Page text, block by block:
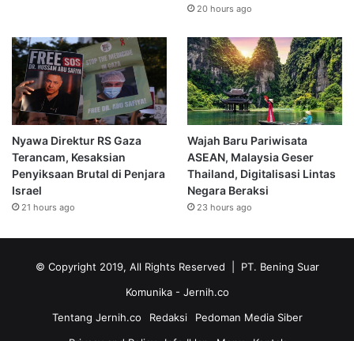
20 hours ago
Nyawa Direktur RS Gaza
Terancam, Kesaksian
Penyiksaan Brutal di Penjara
Israel
21 hours ago
Wajah Baru Pariwisata
ASEAN, Malaysia Geser
Thailand, Digitalisasi Lintas
Negara Beraksi
23 hours ago
© Copyright 2019, All Rights Reserved | PT. Bening Suar
Komunika - Jernih.co
Tentang Jernih.co
Redaksi
Pedoman Media Siber